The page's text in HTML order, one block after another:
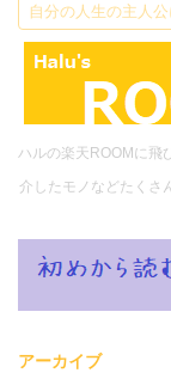
自分の人生の主人
ハルの楽天ROOMに飛
介したモノなどたくさ
アーカイブ